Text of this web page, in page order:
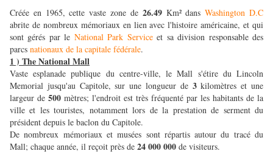
Créée en 1965, cette vaste zone de 26.49 Km² dansWashington D.C
abrite de nombreux mémoriaux en lien avec l'histoire américaine, et qui
sont gérés par le National Park Serviceet sa division responsable des
parcs nationaux de la capitale fédérale.
1 ) The National Mall
Vaste esplanade publique du centre-ville, le Mall s'étire du Lincoln
Memorial jusqu'au Capitole, sur une longueur de 3kilomètres et une
largeur de 500 mètres; l'endroit est très fréquenté par les habitants de la
ville et les touristes, notamment lors de la prestation de serment du
président depuis le baclon du Capitole.
De nombreux mémoriaux et musées sont répartis autour du tracé du
Mall; chaque année, il reçoit près de 24 000 000 de visiteurs.